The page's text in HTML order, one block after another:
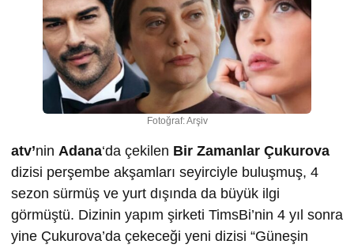
Fotoğraf: Arşiv
atv’nin Adana‘da çekilen Bir Zamanlar Çukurova
dizisi perşembe akşamları seyirciyle buluşmuş, 4
sezon sürmüş ve yurt dışında da büyük ilgi
görmüştü. Dizinin yapım şirketi TimsBi’nin 4 yıl sonra
yine Çukurova’da çekeceği yeni dizisi “Güneşin